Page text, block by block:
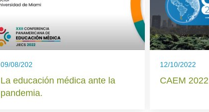
09/08/202
La educación médica ante la
pandemia.
12/10/2022
CAEM 2022